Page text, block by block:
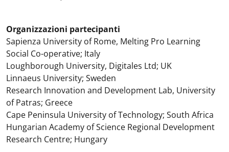
Organizzazioni partecipanti
Sapienza University of Rome, Melting Pro Learning
Social Co-operative; Italy
Loughborough University, Digitales Ltd; UK
Linnaeus University; Sweden
Research Innovation and Development Lab, University
of Patras; Greece
Cape Peninsula University of Technology; South Africa
Hungarian Academy of Science Regional Development
Research Centre; Hungary